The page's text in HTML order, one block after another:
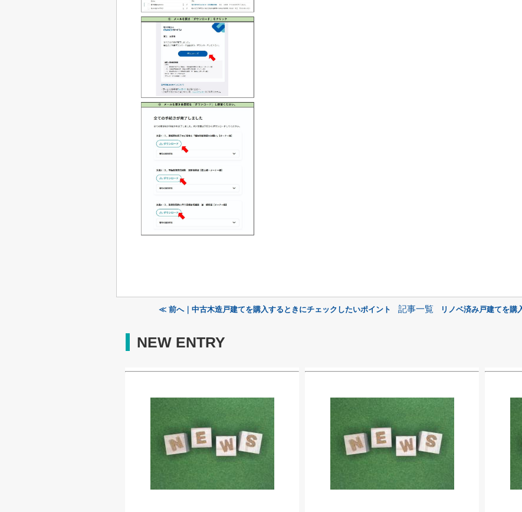
≪ 前へ｜中古木造戸建てを購入するときにチェックしたいポイント 記事一覧 リノベ済み戸建てを
NEW ENTRY